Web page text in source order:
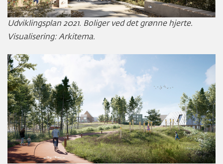
Udviklingsplan 2021. Boliger ved det grønne hjerte.
Visualisering: Arkitema.